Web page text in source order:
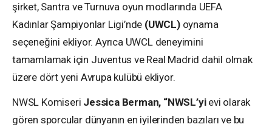
şirket, Santra ve Turnuva oyun modlarında UEFA
Kadınlar Şampiyonlar Ligi’nde (UWCL)oynama
seçeneğini ekliyor. Ayrıca UWCL deneyimini
tamamlamak için Juventus ve Real Madrid dahil olmak
üzere dört yeni Avrupa kulübü ekliyor.
NWSL Komiseri Jessica Berman, “NWSL’yievi olarak
gören sporcular dünyanın en iyilerinden bazıları ve bu